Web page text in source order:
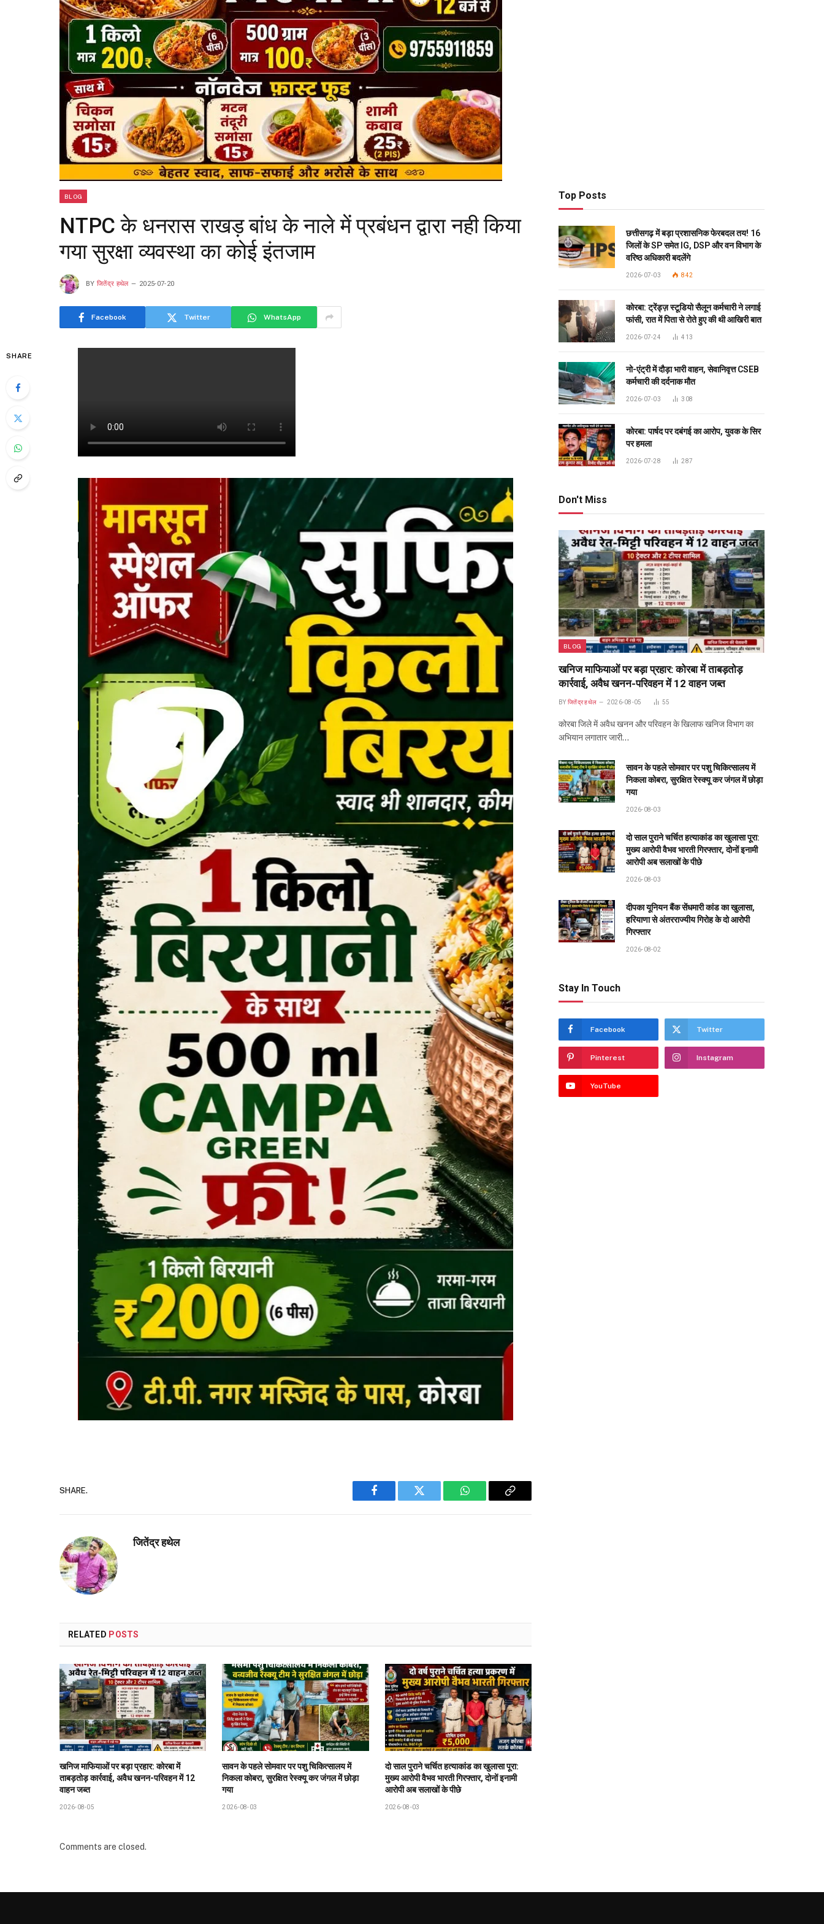
BLOG
NTPC के धनरास राखड़ बांध के नाले में प्रबंधन द्वारा नही किया
गया सुरक्षा व्यवस्था का कोई इंतजाम
BY जितेंद्र हथेल 2025-07-20
Facebook Twitter WhatsApp
SHARE
SHARE.
Facebook Twitter WhatsAppCopy
जितेंद्र हथेल
RELATED POSTS
खनिज माफियाओं पर बड़ा प्रहार: कोरबा में
ताबड़तोड़ कार्रवाई, अवैध खनन-परिवहन में 12
वाहन जब्त
2026-08-05
सावन के पहले सोमवार पर पशु चिकित्सालय में
निकला कोबरा, सुरक्षित रेस्क्यू कर जंगल में छोड़ा
गया
2026-08-03
दो साल पुराने चर्चित हत्याकांड का खुलासा पूरा:
मुख्य आरोपी वैभव भारती गिरफ्तार, दोनों इनामी
आरोपी अब सलाखों के पीछे
2026-08-03
Comments are closed.
Top Posts
छत्तीसगढ़ में बड़ा प्रशासनिक फेरबदल तय! 16
जिलों के SP समेत IG, DSP और वन विभाग के
वरिष्ठ अधिकारी बदलेंगे
2026-07-03 842
कोरबा: ट्रेंड्ज़ स्टूडियो सैलून कर्मचारी ने लगाई
फांसी, रात में पिता से रोते हुए की थी आखिरी बात
2026-07-24 413
नो-एंट्री में दौड़ा भारी वाहन, सेवानिवृत्त CSEB
कर्मचारी की दर्दनाक मौत
2026-07-03 308
कोरबा: पार्षद पर दबंगई का आरोप, युवक के सिर
पर हमला
2026-07-28 287
Don't Miss
BLOG
खनिज माफियाओं पर बड़ा प्रहार: कोरबा में ताबड़तोड़
कार्रवाई, अवैध खनन-परिवहन में 12 वाहन जब्त
BY जितेंद्र हथेल 2026-08-05 55
कोरबा जिले में अवैध खनन और परिवहन के खिलाफ खनिज विभाग का
अभियान लगातार जारी…
सावन के पहले सोमवार पर पशु चिकित्सालय में
निकला कोबरा, सुरक्षित रेस्क्यू कर जंगल में छोड़ा
गया
2026-08-03
दो साल पुराने चर्चित हत्याकांड का खुलासा पूरा:
मुख्य आरोपी वैभव भारती गिरफ्तार, दोनों इनामी
आरोपी अब सलाखों के पीछे
2026-08-03
दीपका यूनियन बैंक सेंधमारी कांड का खुलासा,
हरियाणा से अंतरराज्यीय गिरोह के दो आरोपी
गिरफ्तार
2026-08-02
Stay In Touch
Facebook Twitter
Pinterest Instagram
YouTube